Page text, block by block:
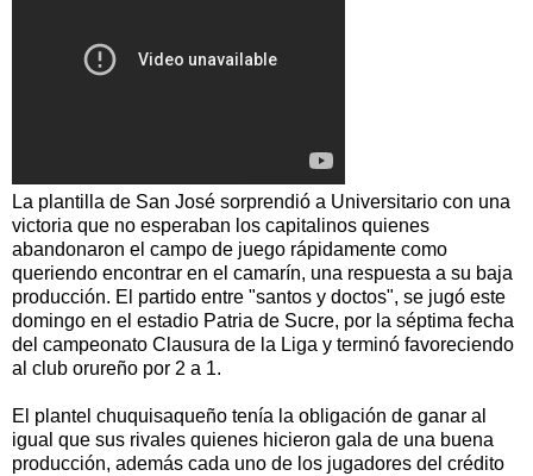
La plantilla de San José sorprendió a Universitario con una
victoria que no esperaban los capitalinos quienes
abandonaron el campo de juego rápidamente como
queriendo encontrar en el camarín, una respuesta a su baja
producción. El partido entre "santos y doctos", se jugó este
domingo en el estadio Patria de Sucre, por la séptima fecha
del campeonato Clausura de la Liga y terminó favoreciendo
al club orureño por 2 a 1.
El plantel chuquisaqueño tenía la obligación de ganar al
igual que sus rivales quienes hicieron gala de una buena
producción, además cada uno de los jugadores del crédito